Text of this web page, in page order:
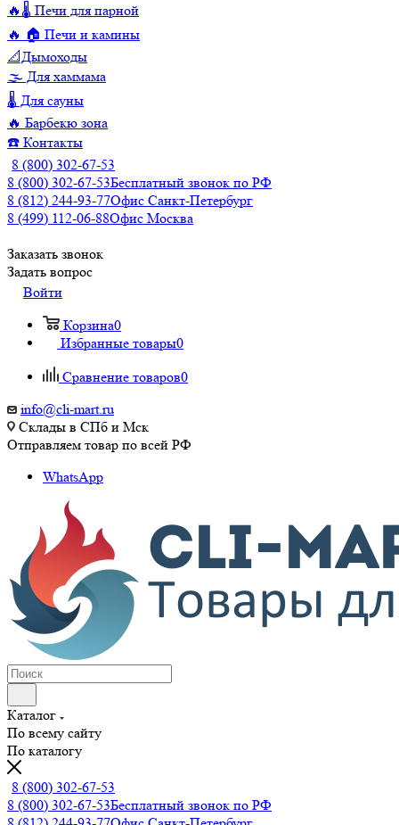
🔥🌡️ Печи для парной
🔥 🏠 Печи и камины
📐Дымоходы
🌫️ Для хаммама
🌡️ Для сауны
🔥 Барбекю зона
☎️ Контакты
8 (800) 302-67-53
8 (800) 302-67-53Бесплатный звонок по РФ
8 (812) 244-93-77Офис Санкт-Петербург
8 (499) 112-06-88Офис Москва
Заказать звонок
Задать вопрос
Войти
Корзина0
Избранные товары0
Сравнение товаров0
info@cli-mart.ru
Склады в СПб и Мск
Отправляем товар по всей РФ
WhatsApp
Каталог
По всему сайту
По каталогу
8 (800) 302-67-53
8 (800) 302-67-53Бесплатный звонок по РФ